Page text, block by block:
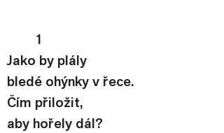
1
Jako by plály
bledé ohýnky v řece.
Čím přiložit,
aby hořely dál?